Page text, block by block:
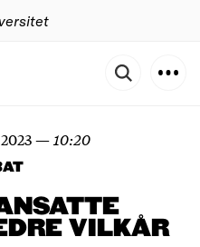
— 10:20
VILKÅR